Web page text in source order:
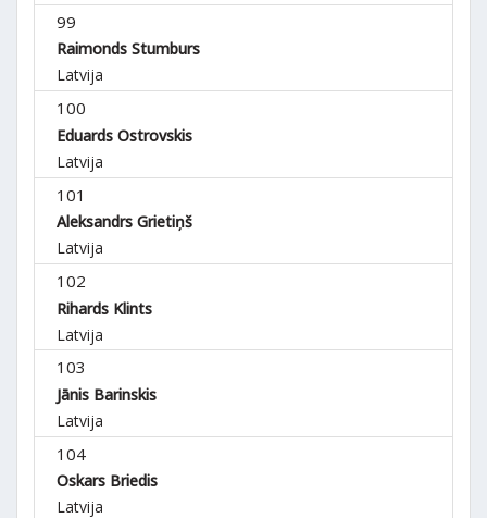
99
Raimonds Stumburs
Latvija
100
Eduards Ostrovskis
Latvija
101
Aleksandrs Grietiņš
Latvija
102
Rihards Klints
Latvija
103
Jānis Barinskis
Latvija
104
Oskars Briedis
Latvija